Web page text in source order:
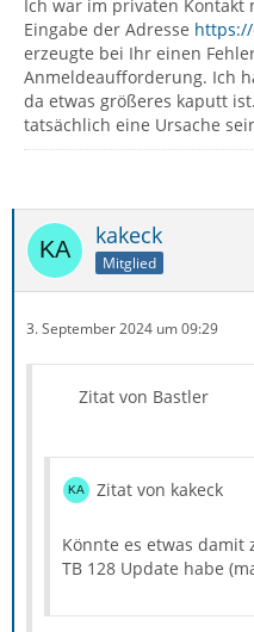
Ich war im privaten
Eingabe der Adresse
erzeugte bei Ihr einen
Anmeldeaufforderung. Ich
da etwas größeres kaputt
tatsächlich eine Ursache
kakeck
Mitglied
3. September 2024 um 09:29
Zitat von Bastler
Zitat von kakeck
Könnte es etwas damit
TB 128 Update habe